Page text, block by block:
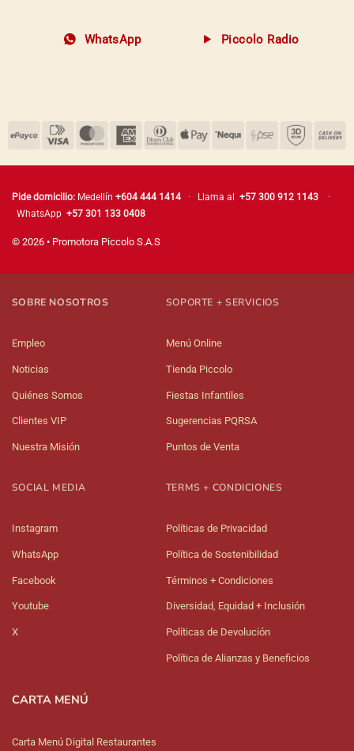
WhatsApp Piccolo Radio
Pide domicilio: Medellín +604 444 1414 · Llama al +57 300 912 1143
·
WhatsApp +57 301 133 0408
© 2026 • Promotora Piccolo S.A.S
SOBRE NOSOTROS
Empleo
Noticias
Quiénes Somos
Clientes VIP
Nuestra Misión
SOPORTE + SERVICIOS
Menú Online
Tienda Piccolo
Fiestas Infantiles
Sugerencias PQRSA
Puntos de Venta
SOCIAL MEDIA
Instagram
WhatsApp
Facebook
Youtube
X
TERMS + CONDICIONES
Políticas de Privacidad
Política de Sostenibilidad
Términos + Condiciones
Diversidad, Equidad + Inclusión
Políticas de Devolución
Política de Alianzas y Beneficios
CARTA MENÚ
Carta Menú Digital Restaurantes